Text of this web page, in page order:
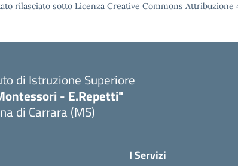
rilasciato sotto Licenza Creative Commons Attribuzione
di Istruzione Superiore
- E.Repetti"
di Carrara (MS)
I Servizi